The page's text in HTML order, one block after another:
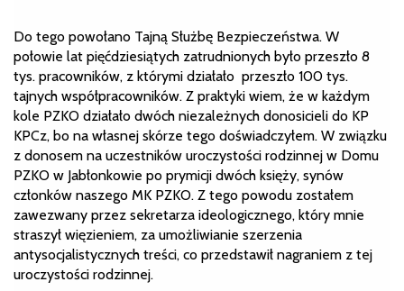
Do tego powołano Tajną Służbę Bezpieczeństwa. W
połowie lat pięćdziesiątych zatrudnionych było przeszło 8
tys. pracowników, z którymi działało przeszło 100 tys.
tajnych współpracowników. Z praktyki wiem, że w każdym
kole PZKO działało dwóch niezależnych donosicieli do KP
KPCz, bo na własnej skórze tego doświadczyłem. W związku
z donosem na uczestników uroczystości rodzinnej w Domu
PZKO w Jabłonkowie po prymicji dwóch księży, synów
członków naszego MK PZKO. Z tego powodu zostałem
zawezwany przez sekretarza ideologicznego, który mnie
straszył więzieniem, za umożliwianie szerzenia
antysocjalistycznych treści, co przedstawił nagraniem z tej
uroczystości rodzinnej.